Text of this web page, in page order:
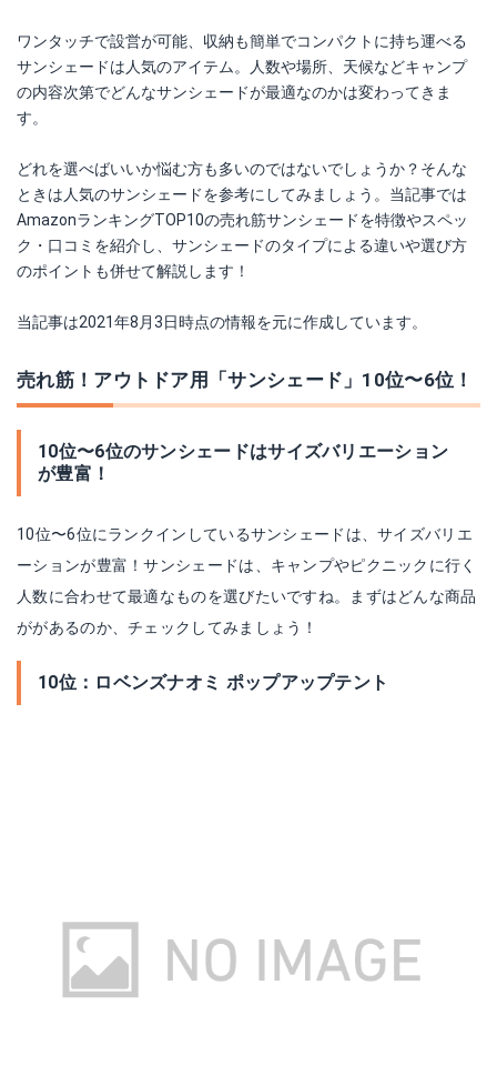
ワンタッチで設営が可能、収納も簡単でコンパクトに持ち運べる
サンシェードは人気のアイテム。人数や場所、天候などキャンプ
の内容次第でどんなサンシェードが最適なのかは変わってきま
す。
どれを選べばいいか悩む方も多いのではないでしょうか？そんな
ときは人気のサンシェードを参考にしてみましょう。当記事では
AmazonランキングTOP10の売れ筋サンシェードを特徴やスペッ
ク・口コミを紹介し、サンシェードのタイプによる違いや選び方
のポイントも併せて解説します！
当記事は2021年8月3日時点の情報を元に作成しています。
売れ筋！アウトドア用「サンシェード」10位〜6位！
10位〜6位のサンシェードはサイズバリエーション
が豊富！
10位〜6位にランクインしているサンシェードは、サイズバリエ
ーションが豊富！サンシェードは、キャンプやピクニックに行く
人数に合わせて最適なものを選びたいですね。まずはどんな商品
ががあるのか、チェックしてみましょう！
10位：ロベンズナオミ ポップアップテント